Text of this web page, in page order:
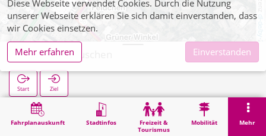
dl-de/by-2-0
Fahrplanauskunft Stadtinfos
Freizeit &
Tourismus
Mobilität Mehr
Strangenhäuschen
Start Ziel
Suche
Diese Webseite verwendet Cookies. Durch die Nutzung
unserer Webseite erklären Sie sich damit einverstanden, dass
wir Cookies einsetzen.
Mehr erfahren
Einverstanden